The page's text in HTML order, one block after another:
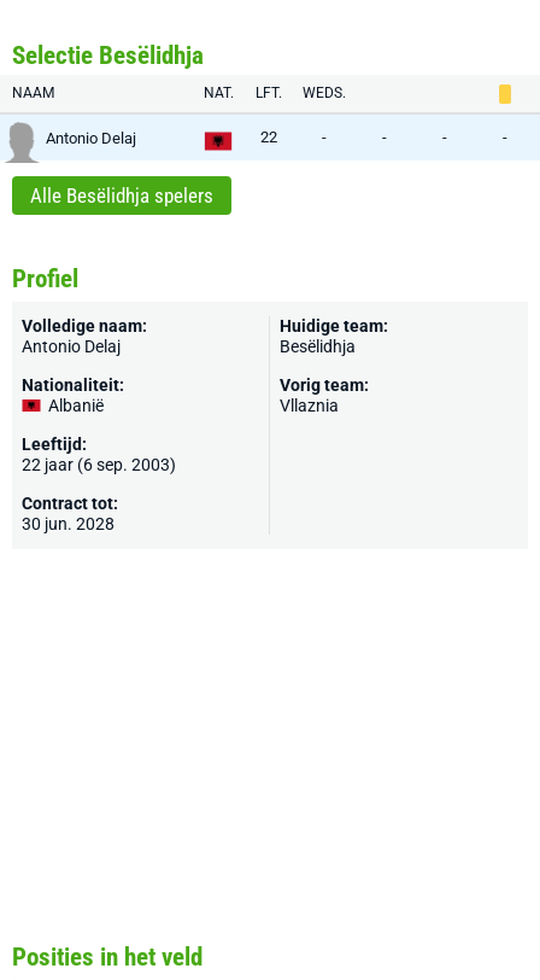
Selectie Besëlidhja
NAAM NAT. LFT. WEDS.
Antonio Delaj 22 - - - -
Alle Besëlidhja spelers
Profiel
Volledige naam:
Antonio Delaj
Nationaliteit:
Albanië
Leeftijd:
22 jaar (6 sep. 2003)
Contract tot:
30 jun. 2028
Huidige team:
Besëlidhja
Vorig team:
Vllaznia
Posities in het veld